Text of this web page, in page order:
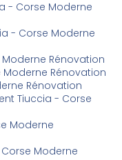
- Corse Moderne
- Corse Moderne
Rénovation
Rénovation
Rénovation
Tiuccia - Corse
Moderne
Moderne